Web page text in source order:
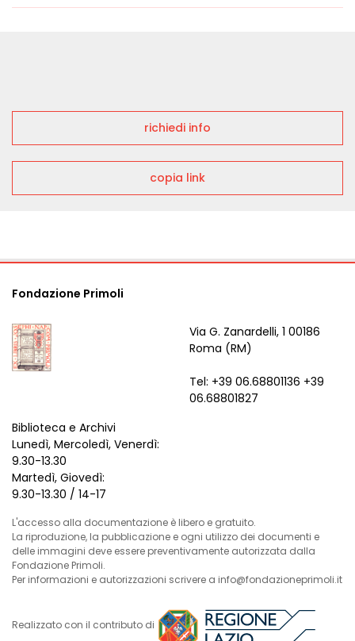
richiedi info
copia link
Fondazione Primoli
Via G. Zanardelli, 1 00186
Roma (RM)
Tel: +39 06.68801136 +39
06.68801827
Biblioteca e Archivi
Lunedì, Mercoledì, Venerdì:
9.30-13.30
Martedì, Giovedì:
9.30-13.30 / 14-17
L'accesso alla documentazione è libero e gratuito.
La riproduzione, la pubblicazione e ogni utilizzo dei documenti e
delle immagini deve essere preventivamente autorizzata dalla
Fondazione Primoli.
Per informazioni e autorizzazioni scrivere a info@fondazioneprimoli.it
Realizzato con il contributo di